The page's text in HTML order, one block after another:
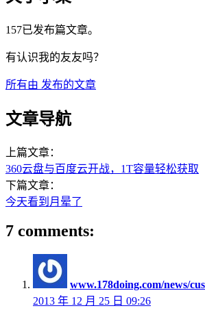
157已发布篇文章。
有认识我的友友吗？
所有由 发布的文章
文章导航
上篇文章：
360云盘与百度云开战，1T容量轻松获取
下篇文章：
今天看到月晕了
7 comments:
www.178doing.com/news/
2013 年 12 月 25 日 09:26